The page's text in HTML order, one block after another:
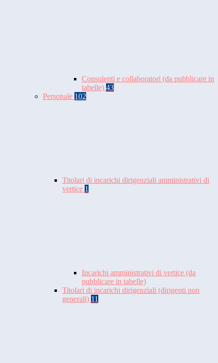
Consulenti e collaboratori (da pubblicare in
tabelle) 43
Personale 102
Titolari di incarichi dirigenziali amministrativi di
vertice 1
Incarichi amministrativi di vertice (da
pubblicare in tabelle)
Titolari di incarichi dirigenziali (dirigenti non
generali) 11